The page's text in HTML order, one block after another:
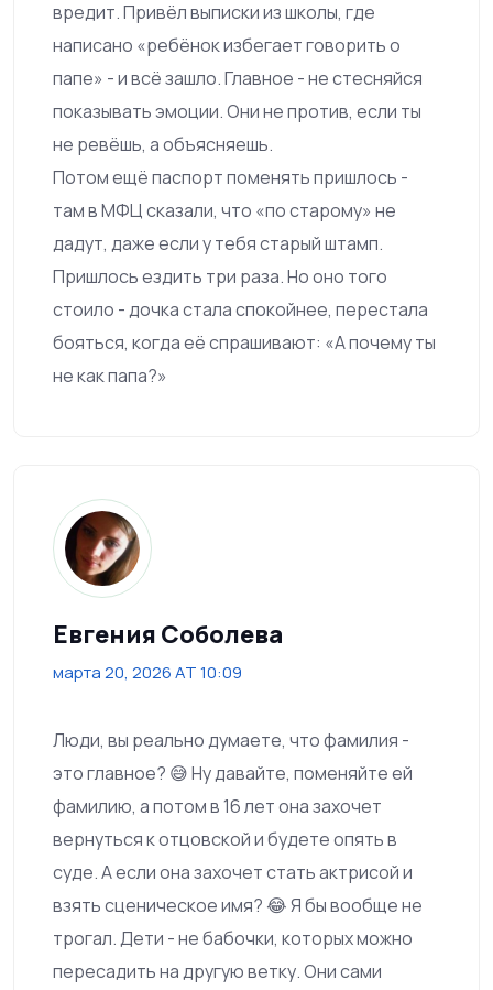
вредит. Привёл выписки из школы, где
написано «ребёнок избегает говорить о
папе» - и всё зашло. Главное - не стесняйся
показывать эмоции. Они не против, если ты
не ревёшь, а объясняешь.
Потом ещё паспорт поменять пришлось -
там в МФЦ сказали, что «по старому» не
дадут, даже если у тебя старый штамп.
Пришлось ездить три раза. Но оно того
стоило - дочка стала спокойнее, перестала
бояться, когда её спрашивают: «А почему ты
не как папа?»
Евгения Соболева
марта 20, 2026 AT 10:09
Люди, вы реально думаете, что фамилия -
это главное? 😅 Ну давайте, поменяйте ей
фамилию, а потом в 16 лет она захочет
вернуться к отцовской и будете опять в
суде. А если она захочет стать актрисой и
взять сценическое имя? 😂 Я бы вообще не
трогал. Дети - не бабочки, которых можно
пересадить на другую ветку. Они сами